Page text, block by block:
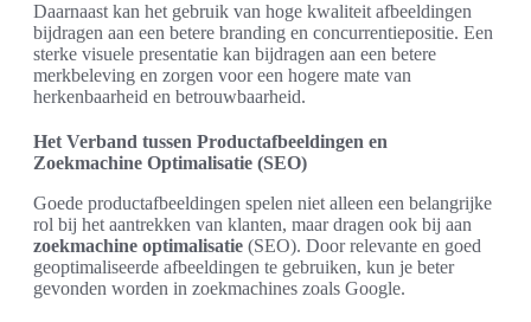
Daarnaast kan het gebruik van hoge kwaliteit afbeeldingen
bijdragen aan een betere branding en concurrentiepositie. Een
sterke visuele presentatie kan bijdragen aan een betere
merkbeleving en zorgen voor een hogere mate van
herkenbaarheid en betrouwbaarheid.
Het Verband tussen Productafbeeldingen en
Zoekmachine Optimalisatie (SEO)
Goede productafbeeldingen spelen niet alleen een belangrijke
rol bij het aantrekken van klanten, maar dragen ook bij aan
zoekmachine optimalisatie (SEO). Door relevante en goed
geoptimaliseerde afbeeldingen te gebruiken, kun je beter
gevonden worden in zoekmachines zoals Google.